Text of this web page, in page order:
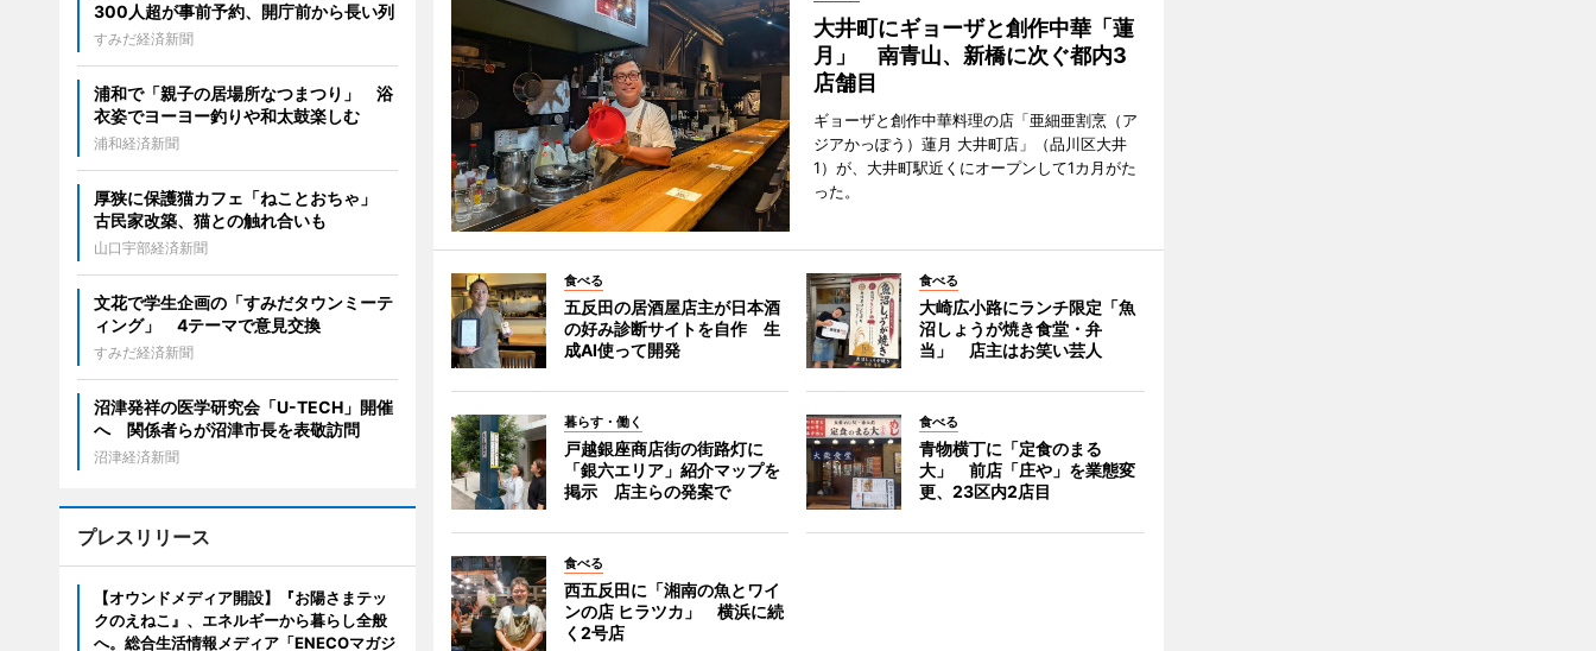
大井町にギョーザと創作中華「蓮
月」 南青山、新橋に次ぐ都内3
店舗目
ギョーザと創作中華料理の店「亜細亜割烹（ア
ジアかっぽう）蓮月 大井町店」（品川区大井
1）が、大井町駅近くにオープンして1カ月がた
った。
食べる
五反田の居酒屋店主が日本酒
の好み診断サイトを自作 生
成AI使って開発
食べる
大崎広小路にランチ限定「魚
沼しょうが焼き食堂・弁
当」 店主はお笑い芸人
暮らす・働く
戸越銀座商店街の街路灯に
「銀六エリア」紹介マップを
掲示 店主らの発案で
食べる
青物横丁に「定食のまる
大」 前店「庄や」を業態変
更、23区内2店目
食べる
西五反田に「湘南の魚とワイ
ンの店 ヒラツカ」 横浜に続
く2号店
300人超が事前予約、開庁前から長い列
すみだ経済新聞
浦和で「親子の居場所なつまつり」 浴
衣姿でヨーヨー釣りや和太鼓楽しむ
浦和経済新聞
厚狭に保護猫カフェ「ねことおちゃ」
古民家改築、猫との触れ合いも
山口宇部経済新聞
文花で学生企画の「すみだタウンミーテ
ィング」 4テーマで意見交換
すみだ経済新聞
沼津発祥の医学研究会「U-TECH」開催
へ 関係者らが沼津市長を表敬訪問
沼津経済新聞
プレスリリース
【オウンドメディア開設】『お陽さまテッ
クのえねこ』、エネルギーから暮らし全般
へ。総合生活情報メディア「ENECOマガジ